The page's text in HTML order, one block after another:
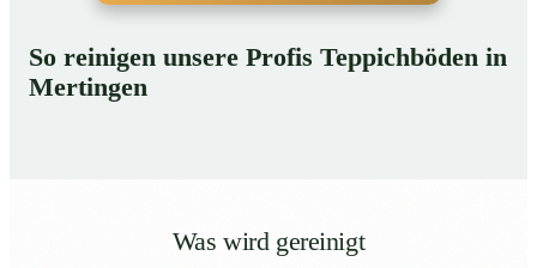
So reinigen unsere Profis Teppichböden in
Mertingen
Was wird gereinigt